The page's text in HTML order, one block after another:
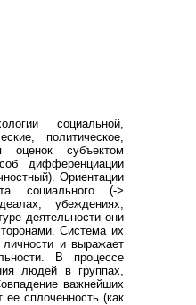
социальной,
политическое,
оценок субъектом
дифференциации
Ориентации
социального (->
убеждениях,
деятельности они
Система их
личности и выражает
В процессе
людей в группах,
важнейших
ее сплоченность (как